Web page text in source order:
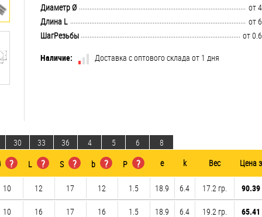
Диаметр Ø
от 4
Длина L
от 6
ШагРезьбы
от 0.6
Наличие:
Доставка с оптового склада от 1 дня
30 33 36 4 5 6
8
? L ? S ? b ? P ? e k Вес
Цена
10 12 17 12 1.5 18.9 6.4 17.2 гр.
90.39
10 16 17 16 1.5 18.9 6.4 19.2 гр.
65.41